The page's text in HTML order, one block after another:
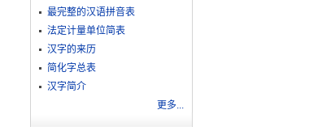
最完整的汉语拼音表
法定计量单位简表
汉字的来历
简化字总表
汉字简介
更多...